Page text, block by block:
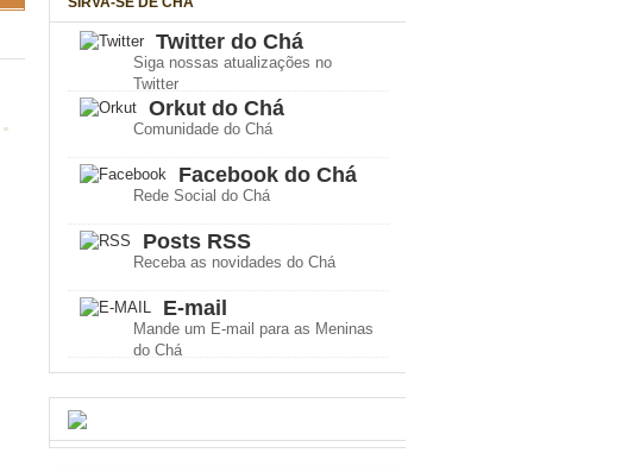
Twitter do Chá
Siga nossas atualizações no
Twitter
Orkut do Chá
Comunidade do Chá
Facebook do Chá
Rede Social do Chá
Posts RSS
Receba as novidades do Chá
E-mail
Mande um E-mail para as Meninas
do Chá